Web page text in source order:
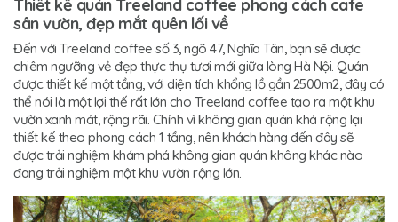
Thiết kế quán Treeland coffee phong cách cafe
sân vườn, đẹp mắt quên lối về
Đến với Treeland coffee số 3, ngõ 47, Nghĩa Tân, bạn sẽ được
chiêm ngưỡng vẻ đẹp thực thụ tươi mới giữa lòng Hà Nội. Quán
được thiết kế một tầng, với diện tích khổng lồ gần 2500m2, đây có
thể nói là một lợi thế rất lớn cho Treeland coffee tạo ra một khu
vườn xanh mát, rộng rãi. Chính vì không gian quán khá rộng lại
thiết kế theo phong cách 1 tầng, nên khách hàng đến đây sẽ
được trải nghiệm khám phá không gian quán không khác nào
đang trải nghiệm một khu vườn rộng lớn.